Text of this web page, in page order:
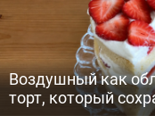
Воздушный как
торт, который